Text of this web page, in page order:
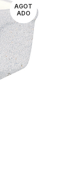
AGOT
ADO